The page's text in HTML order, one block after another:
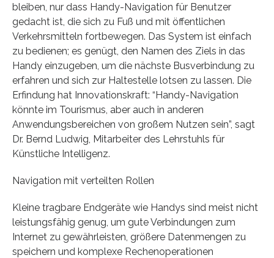
bleiben, nur dass Handy-Navigation für Benutzer
gedacht ist, die sich zu Fuß und mit öffentlichen
Verkehrsmitteln fortbewegen. Das System ist einfach
zu bedienen; es genügt, den Namen des Ziels in das
Handy einzugeben, um die nächste Busverbindung zu
erfahren und sich zur Haltestelle lotsen zu lassen. Die
Erfindung hat Innovationskraft: “Handy-Navigation
könnte im Tourismus, aber auch in anderen
Anwendungsbereichen von großem Nutzen sein”, sagt
Dr. Bernd Ludwig, Mitarbeiter des Lehrstuhls für
Künstliche Intelligenz.
Navigation mit verteilten Rollen
Kleine tragbare Endgeräte wie Handys sind meist nicht
leistungsfähig genug, um gute Verbindungen zum
Internet zu gewährleisten, größere Datenmengen zu
speichern und komplexe Rechenoperationen